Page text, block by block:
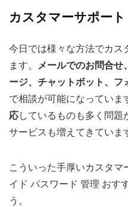
カスタマーサポート
今日では様々な方法でカス
ます。
メールでのお問合せ
ージ、チャットボット、フ
で相談が可能になっていま
応しているものも多く問題
サービスも増えてきていま
こういった手厚いカスタマ
イド パスワード 管理 おす
う。